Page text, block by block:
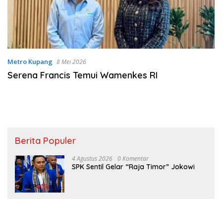
Metro Kupang 8 Mei 2026
Serena Francis Temui Wamenkes RI
Berita Populer
4 Agustus 2026 0 Komentar
SPK Sentil Gelar “Raja Timor” Jokowi